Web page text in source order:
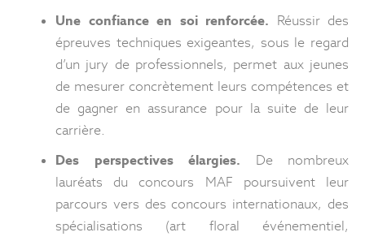
Une confiance en soi renforcée. Réussir des
épreuves techniques exigeantes, sous le regard
d’un jury de professionnels, permet aux jeunes
de mesurer concrètement leurs compétences et
de gagner en assurance pour la suite de leur
carrière.
Des perspectives élargies. De nombreux
lauréats du concours MAF poursuivent leur
parcours vers des concours internationaux, des
spécialisations (art floral événementiel,